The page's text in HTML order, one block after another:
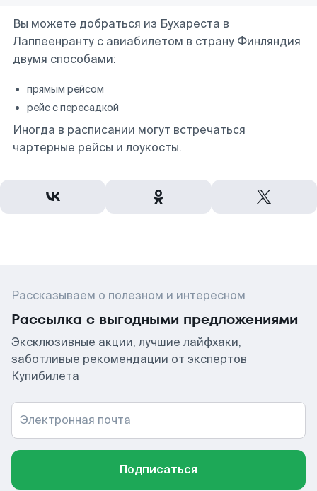
Вы можете добраться из Бухареста в
Лаппеенранту с авиабилетом в страну Финляндия
двумя способами:
прямым рейсом
рейс с пересадкой
Иногда в расписании могут встречаться
чартерные рейсы и лоукосты.
Рассказываем о полезном и интересном
Рассылка с выгодными предложениями
Эксклюзивные акции, лучшие лайфхаки,
заботливые рекомендации от экспертов
Купибилета
Электронная почта
Подписаться